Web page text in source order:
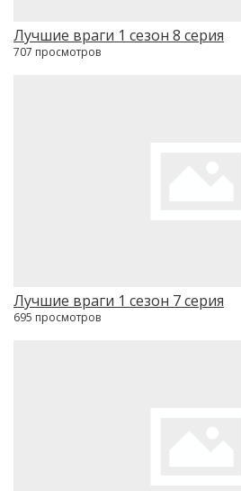
Лучшие враги 1 сезон 8 серия
707 просмотров
Лучшие враги 1 сезон 7 серия
695 просмотров